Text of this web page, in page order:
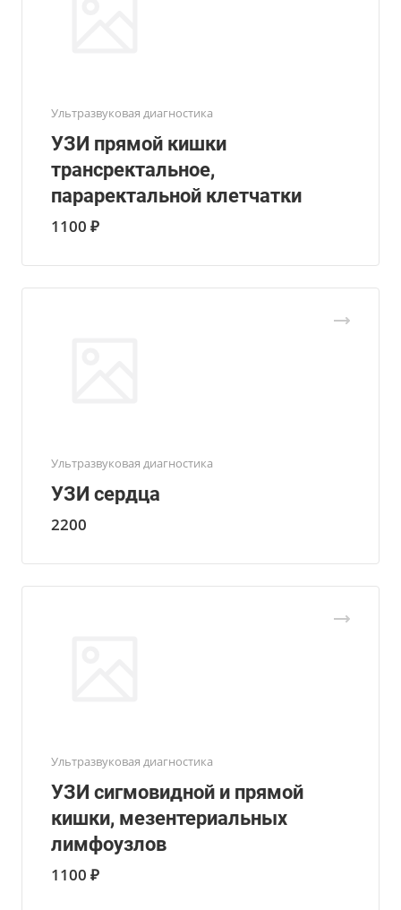
Ультразвуковая диагностика
УЗИ прямой кишки
трансректальное,
параректальной клетчатки
1100 ₽
Ультразвуковая диагностика
УЗИ сердца
2200
Ультразвуковая диагностика
УЗИ сигмовидной и прямой
кишки, мезентериальных
лимфоузлов
1100 ₽